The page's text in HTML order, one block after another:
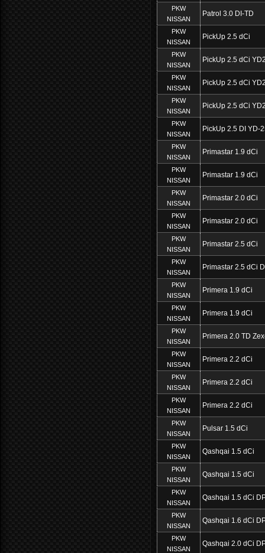
PKW
NISSAN
Patrol 3.0 DI-TD
PKW
NISSAN
PickUp 2.5 dCi
PKW
NISSAN
PickUp 2.5 dCi
PKW
NISSAN
PickUp 2.5 dCi
PKW
NISSAN
PickUp 2.5 dCi
PKW
NISSAN
PickUp 2.5 DI YD-
PKW
NISSAN
Primastar 1.9 dCi
PKW
NISSAN
Primastar 1.9 dCi
PKW
NISSAN
Primastar 2.0 dCi
PKW
NISSAN
Primastar 2.0 dCi
PKW
NISSAN
Primastar 2.5 dCi
PKW
NISSAN
Primastar 2.5 dCi
PKW
NISSAN
Primera 1.9 dCi
PKW
NISSAN
Primera 1.9 dCi
PKW
NISSAN
Primera 2.0 TD
PKW
NISSAN
Primera 2.2 dCi
PKW
NISSAN
Primera 2.2 dCi
PKW
NISSAN
Primera 2.2 dCi
PKW
NISSAN
Pulsar 1.5 dCi
PKW
NISSAN
Qashqai 1.5 dCi
PKW
NISSAN
Qashqai 1.5 dCi
PKW
NISSAN
Qashqai 1.5 dCi
PKW
NISSAN
Qashqai 1.6 dCi
PKW
NISSAN
Qashqai 2.0 dCi